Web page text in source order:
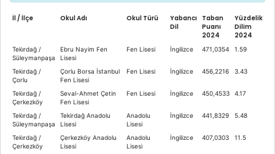
İl / İlçe Okul Adı Okul Türü
Yabancı
Dil
Taban
Puanı
2024
Yüzdelik
Dilim
2024
Teki̇rdağ /
Süleymanpaşa
Ebru Nayim Fen
Lisesi
Fen Lisesi İngilizce 471,0354 1.59
Teki̇rdağ /
Çorlu
Çorlu Borsa İstanbul
Fen Lisesi
Fen Lisesi İngilizce 456,2216 3.43
Teki̇rdağ /
Çerkezköy
Seval-Ahmet Çetin
Fen Lisesi
Fen Lisesi İngilizce 450,4533 4.17
Teki̇rdağ /
Süleymanpaşa
Tekirdağ Anadolu
Lisesi
Anadolu
Lisesi
İngilizce 441,8329 5.48
Teki̇rdağ /
Çerkezköy
Çerkezköy Anadolu
Lisesi
Anadolu
Lisesi
İngilizce 407,0303 11.5